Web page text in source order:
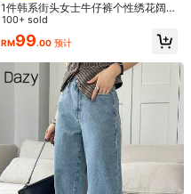
#SumBreezeChic
美式复古街头风女式牛仔裤，欧美嘻
哈风无弹力直筒牛仔裤
RM69.52 -12% 预计
1件韩系街头女士牛仔裤个性绣花阔腿
裤宽松舒适休闲四季长裤子（本产品
不含腰带/配饰）
100+ sold
RM99.00 预计